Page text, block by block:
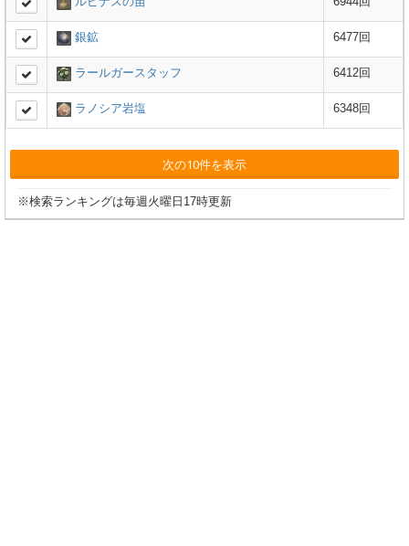
銀鉱 6477回
ラールガースタッフ 6412回
ラノシア岩塩 6348回
次の10件を表示
※検索ランキングは毎週火曜日17時更新